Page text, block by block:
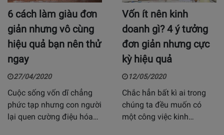
6 cách làm giàu đơn
giản nhưng vô cùng
hiệu quả bạn nên thử
ngay
27/04/2020
Cuộc sống vốn dĩ chẳng
phức tạp nhưng con người
lại quen cường điệu hóa…
Vốn ít nên kinh
doanh gì? 4 ý tưởng
đơn giản nhưng cực
kỳ hiệu quả
12/05/2020
Chắc hẳn bất kì ai trong
chúng ta đều muốn có
một công việc kinh…